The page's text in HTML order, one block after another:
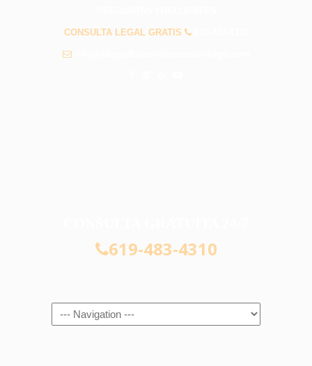
CONSULTA LEGAL GRATIS
619-483-4310
Navigation